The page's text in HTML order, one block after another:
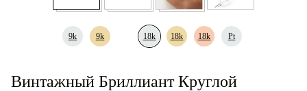
9k 9k 18k 18k 18k Pt
Винтажный Бриллиант Круглой